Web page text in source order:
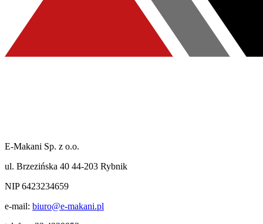
E-Makani Sp. z o.o.
ul. Brzezińska 40 44-203 Rybnik
NIP 6423234659
e-mail: biuro@e-makani.pl